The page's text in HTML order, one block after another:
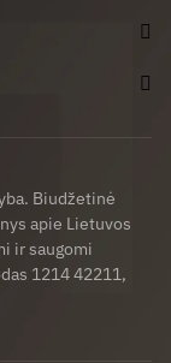
Biudžetinė
apie Lietuvos
ir saugomi
1214 42211,